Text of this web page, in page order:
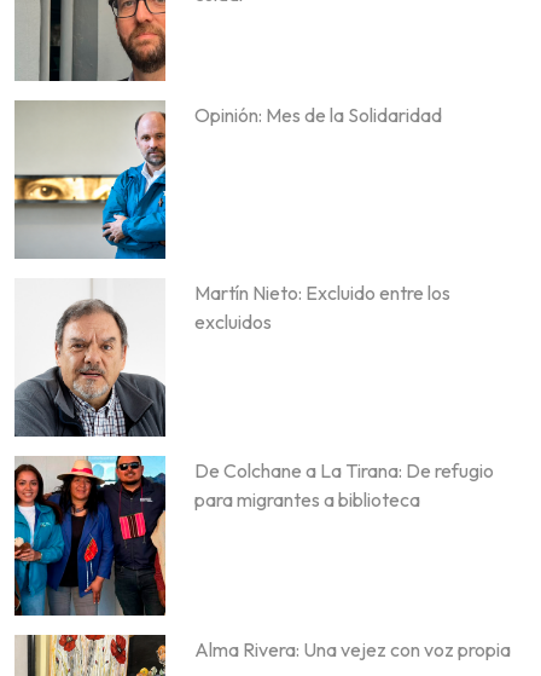
Opinión: Mes de la Solidaridad
Martín Nieto: Excluido entre los
excluidos
De Colchane a La Tirana: De refugio
para migrantes a biblioteca
Alma Rivera: Una vejez con voz propia